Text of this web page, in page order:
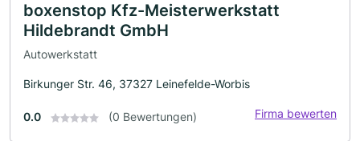
boxenstop Kfz-Meisterwerkstatt
Hildebrandt GmbH
Autowerkstatt
Birkunger Str. 46, 37327 Leinefelde-Worbis
0.0 (0 Bewertungen) Firma bewerten